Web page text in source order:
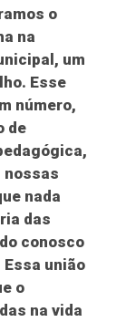
o
na
um
Esse
número,
de
nossas
nada
das
conosco
união
o
na vida